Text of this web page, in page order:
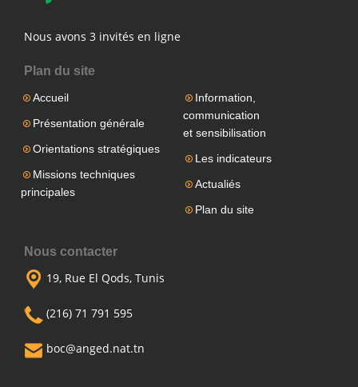
Nous avons 3 invités en ligne
Plan du site
Accueil
Présentation générale
Orientations stratégiques
Missions techniques
principales
Information,
communication
et sensibilisation
Les indicateurs
Actualiés
Plan du site
Nous contacter
19, Rue El Qods, Tunis
(216) 71 791 595
boc@anged.nat.tn